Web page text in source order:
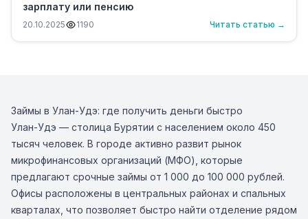
зарплату или пенсию
20.10.2025 1190 Читать статью →
Займы в Улан-Удэ: где получить деньги быстро
Улан-Удэ — столица Бурятии с населением около 450
тысяч человек. В городе активно развит рынок
микрофинансовых организаций (МФО), которые
предлагают срочные займы от 1 000 до 100 000 рублей.
Офисы расположены в центральных районах и спальных
кварталах, что позволяет быстро найти отделение рядом